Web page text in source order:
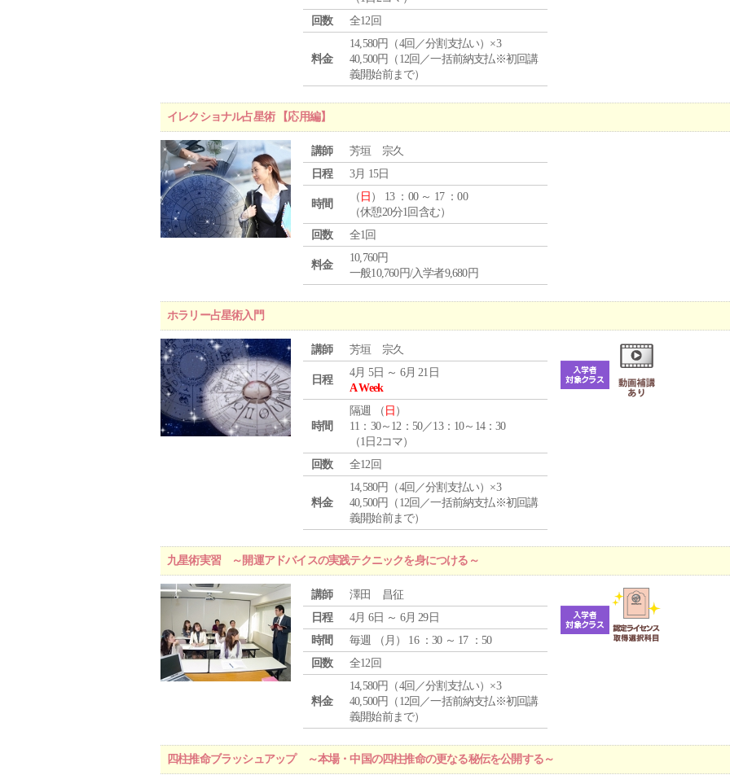
回数
全12回
料金
14,580円（4回／分割支払い）×3
40,500円（12回／一括前納支払※初回講
義開始前まで）
イレクショナル占星術 【応用編】
講師
芳垣 宗久
日程
3月 15日
時間
（ 日 ） 13 ：00 ～ 17 ：00
（休憩20分1回含む）
回数
全1回
料金
10,760円
一般10,760円/入学者9,680円
ホラリー占星術入門
講師 芳垣 宗久
日程
4月 5日 ～ 6月 21日
A Week
時間
隔週 （ 日 ）
11：30～12：50／13：10～14：30
（1日2コマ）
回数
全12回
料金
14,580円（4回／分割支払い）×3
40,500円（12回／一括前納支払※初回講
義開始前まで）
九星術実習 ～開運アドバイスの実践テクニックを身につける～
講師
澤田 昌征
日程
4月 6日 ～ 6月 29日
時間
毎週 （ 月 ） 16 ：30 ～ 17 ：50
回数
全12回
料金
14,580円（4回／分割支払い）×3
40,500円（12回／一括前納支払※初回講
義開始前まで）
四柱推命ブラッシュアップ ～本場・中国の四柱推命の更なる秘伝を公開する～